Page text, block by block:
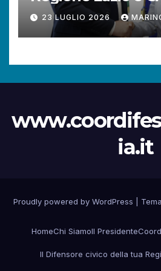
per rafforzare la
diritti dei cittadini.
23 LUGLIO 2026
ia.it
Proudly powered by WordPress
HomeChi SiamoIl Presidente
Il Difensore civico della tua